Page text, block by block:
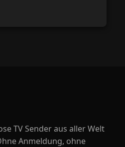
TV Sender aus aller Welt
Anmeldung, ohne